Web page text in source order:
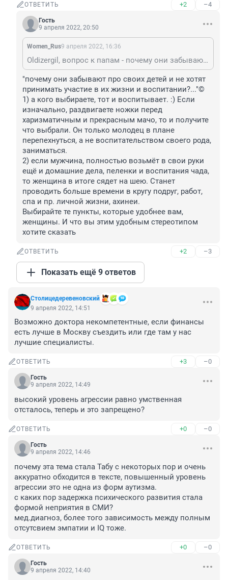
ОТВЕТИТЬ +2 –4
Гость
9 апреля 2022, 20:50
Women_Rus9 апреля 2022, 16:36
Oldizergil, вопрос к папам - почему они забывают про своих детей и не хотят принимать участие в их жизни и воспитании? Всё ложится на плечи женщины: работать, чтобы прокормить, воспитывать. Рявкать сил уже не остаётся, мальчиков нельзя бить матери, девочек ни в коем случае нельзя, чтоб физически наказывал отец. В итоге каждый день, как белка в колесе одна бьешься. И приходит момент, когда за шкирку всё таки притаскиваешь сына на секцию, а он и не хотел, но уговорила на пробное. Он там дурака отвалял, тренер вывел и сказал "мне такого ребёнка не надо". И как его заставить? Папа ничуть не менее важная фигура в жизни каждого ребёнка. Хотелось бы, чтобы папы тоже это понимали и более ответственно относились к своему творению. Сегодня передачу смотрела- девушка замуж выходит в связи с ранней беременностью и плачет стоит в свадебном платье, что номер телефона отца недоступен, она так просила найти его контакт. И всю жизнь ей этого отца не хватало. Как итог нашла любовь на стороне с мужчиной потому что ей не хватало любви всю жизнь именно отца и она нашла её по другому.
"почему они забывают про своих детей и не хотят
принимать участие в их жизни и воспитании?..."©
1) а кого выбираете, тот и воспитывает. :) Если
изначально, раздвигаете ножки перед
харизматичным и прекрасным мачо, то и получите
что выбрали. Он только молодец в плане
перепехнуться, а не воспитательством своего рода,
заниматься.
2) если мужчина, полностью возьмёт в свои руки
ещё и домашние дела, пеленки и воспитания чада,
то женщина в итоге сядет на шею. Станет
проводить больше времени в кругу подруг, работ,
спа и пр. личной жизни, ахинеи.
Выбирайте те пункты, которые удобнее вам,
женщины. И что вы этим удобным стереотипом
хотите сказать
ОТВЕТИТЬ +2 –3
Показать ещё 9 ответов
Столицедеревеновский
9 апреля 2022, 14:51
Возможно доктора некомпетентные, если финансы
есть лучше в Москву съездить или где там у нас
лучшие специалисты.
ОТВЕТИТЬ +3 –0
Гость
9 апреля 2022, 14:49
высокий уровень агрессии равно умственная
отсталось, теперь и это запрещено?
ОТВЕТИТЬ +0 –0
Гость
9 апреля 2022, 14:46
почему эта тема стала Табу с некоторых пор и очень
аккуратно обходится в тексте, повышенный уровень
агрессии это не одна из форм аутизма.
с каких пор задержка психического развития стала
формой неприятия в СМИ?
мед.диагноз, более того зависимость между полным
отсутсвием эмпатии и IQ тоже.
ОТВЕТИТЬ +0 –0
Гость
9 апреля 2022, 14:40